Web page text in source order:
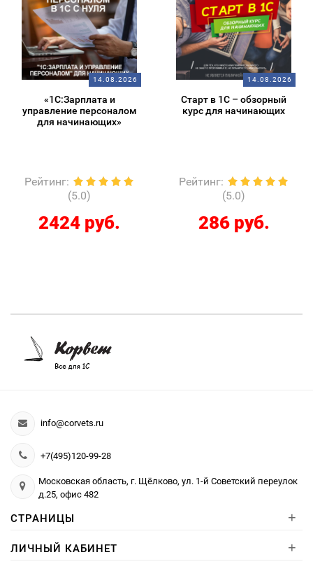
14.08.2026
«1С:Зарплата и
управление персоналом
для начинающих»
Рейтинг:
(5.0)
2424 руб.
14.08.2026
Старт в 1С – обзорный
курс для начинающих
Рейтинг:
(5.0)
286 руб.
info@corvets.ru
+7(495)120-99-28
Московская область, г. Щёлково, ул. 1-й Советский переулок
д.25, офис 482
СТРАНИЦЫ +
ЛИЧНЫЙ КАБИНЕТ +